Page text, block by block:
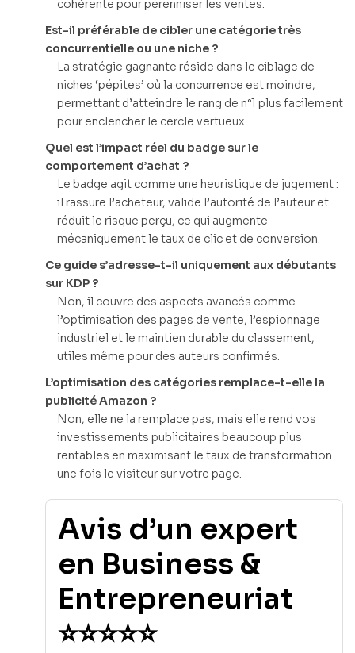
cohérente pour pérenniser les ventes.
Est-il préférable de cibler une catégorie très
concurrentielle ou une niche ?
La stratégie gagnante réside dans le ciblage de
niches ‘pépites’ où la concurrence est moindre,
permettant d’atteindre le rang de n°1 plus facilement
pour enclencher le cercle vertueux.
Quel est l’impact réel du badge sur le
comportement d’achat ?
Le badge agit comme une heuristique de jugement :
il rassure l’acheteur, valide l’autorité de l’auteur et
réduit le risque perçu, ce qui augmente
mécaniquement le taux de clic et de conversion.
Ce guide s’adresse-t-il uniquement aux débutants
sur KDP ?
Non, il couvre des aspects avancés comme
l’optimisation des pages de vente, l’espionnage
industriel et le maintien durable du classement,
utiles même pour des auteurs confirmés.
L’optimisation des catégories remplace-t-elle la
publicité Amazon ?
Non, elle ne la remplace pas, mais elle rend vos
investissements publicitaires beaucoup plus
rentables en maximisant le taux de transformation
une fois le visiteur sur votre page.
Avis d’un expert
en Business &
Entrepreneuriat
⭐⭐⭐⭐⭐